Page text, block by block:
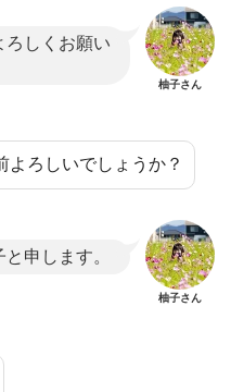
ろしくお願い
柚子さん
よろしいでしょうか？
申します。
柚子さん